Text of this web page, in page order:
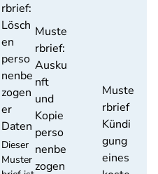
rbrief:
Lösch
en
perso
nenbe
zogen
er
Daten
Dieser
Muster
Muste
rbrief:
Ausku
nft
und
Kopie
perso
nenbe
zogen
Muste
rbrief
Kündi
gung
eines